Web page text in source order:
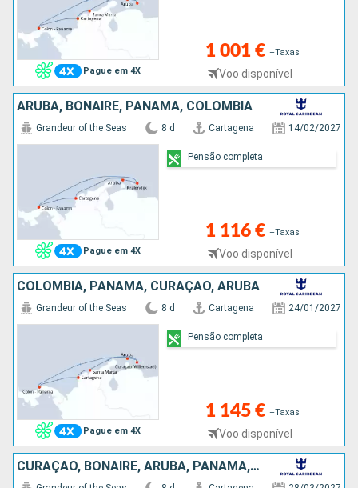
Pague em 4X
1 001 € +Taxas
Voo disponível
ARUBA, BONAIRE, PANAMA, COLÔMBIA
Pague em 4X
Grandeur of the Seas 8 d Cartagena 14/02/2027
1 116 € +Taxas
Voo disponível
Pensão completa
COLÔMBIA, PANAMA, CURAÇAO, ARUBA
Pague em 4X
Grandeur of the Seas 8 d Cartagena 24/01/2027
1 145 € +Taxas
Voo disponível
Pensão completa
CURAÇAO, BONAIRE, ARUBA, PANAMA, COLÔMBIA